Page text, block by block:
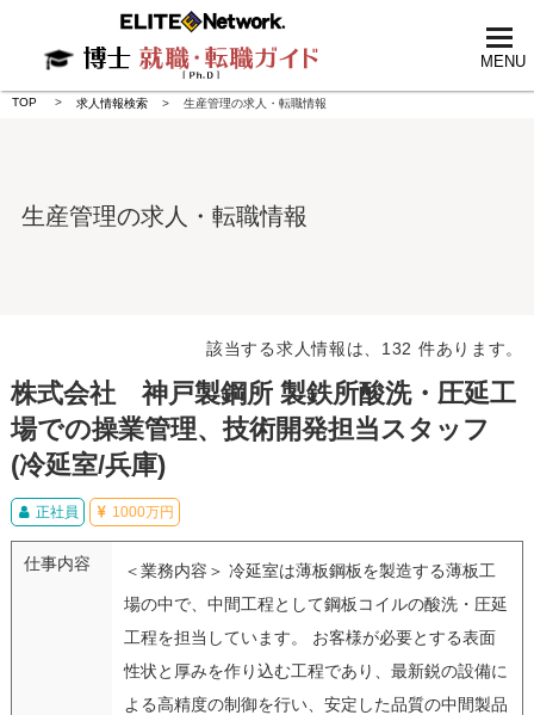
MENU
TOP 求人情報検索 生産管理の求人・転職情報
生産管理の求人・転職情報
該当する求人情報は、132 件あります。
株式会社 神戸製鋼所 製鉄所酸洗・圧延工
場での操業管理、技術開発担当スタッフ
(冷延室/兵庫)
正社員 1000万円
仕事内容
＜業務内容＞ 冷延室は薄板鋼板を製造する薄板工
場の中で、中間工程として鋼板コイルの酸洗・圧延
工程を担当しています。 お客様が必要とする表面
性状と厚みを作り込む工程であり、最新鋭の設備に
よる高精度の制御を行い、安定した品質の中間製品